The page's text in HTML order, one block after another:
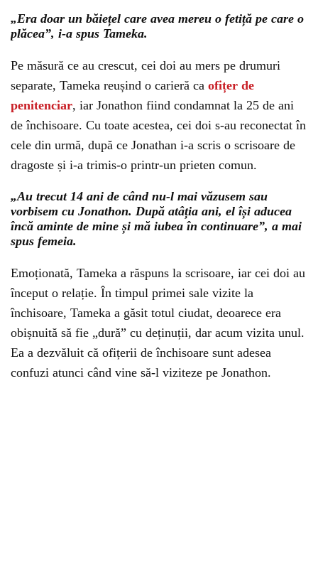
„Era doar un băiețel care avea mereu o fetiță pe care o
plăcea”, i-a spus Tameka.
Pe măsură ce au crescut, cei doi au mers pe drumuri
separate, Tameka reușind o carieră ca ofițer de
penitenciar, iar Jonathon fiind condamnat la 25 de ani
de închisoare. Cu toate acestea, cei doi s-au reconectat în
cele din urmă, după ce Jonathan i-a scris o scrisoare de
dragoste și i-a trimis-o printr-un prieten comun.
„Au trecut 14 ani de când nu-l mai văzusem sau
vorbisem cu Jonathon. După atâția ani, el își aducea
încă aminte de mine și mă iubea în continuare”, a mai
spus femeia.
Emoționată, Tameka a răspuns la scrisoare, iar cei doi au
început o relație. În timpul primei sale vizite la
închisoare, Tameka a găsit totul ciudat, deoarece era
obișnuită să fie „dură” cu deținuții, dar acum vizita unul.
Ea a dezvăluit că ofițerii de închisoare sunt adesea
confuzi atunci când vine să-l viziteze pe Jonathon.